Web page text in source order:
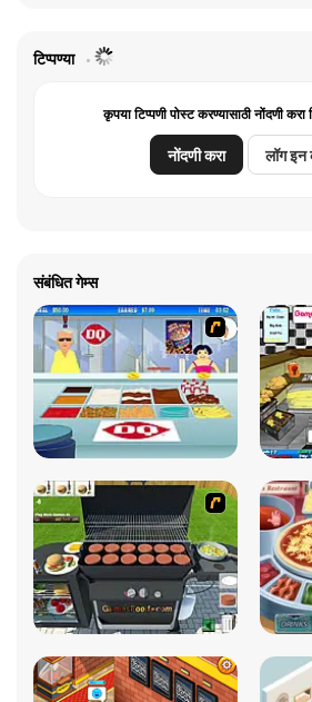
टिप्पण्या
कृपया टिप्पणी पोस्ट करण्यासाठी नोंदणी
नोंदणी करा लॉग इन
संबंधित गेम्स